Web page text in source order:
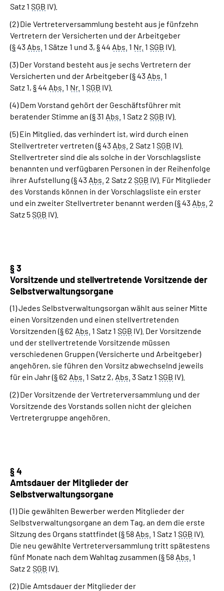
Satz 1 SGB IV).
(2) Die Vertreterversammlung besteht aus je fünfzehn
Vertretern der Versicherten und der Arbeitgeber
(§43 Abs. 1 Sätze 1 und 3, §44 Abs. 1 Nr. 1 SGB IV).
(3) Der Vorstand besteht aus je sechs Vertretern der
Versicherten und der Arbeitgeber (§43 Abs. 1
Satz 1, §44 Abs. 1 Nr. 1 SGB IV).
(4) Dem Vorstand gehört der Geschäftsführer mit
beratender Stimme an (§31 Abs. 1 Satz 2 SGB IV).
(5) Ein Mitglied, das verhindert ist, wird durch einen
Stellvertreter vertreten (§43 Abs. 2 Satz 1 SGB IV).
Stellvertreter sind die als solche in der Vorschlagsliste
benannten und verfügbaren Personen in der Reihenfolge
ihrer Aufstellung (§43 Abs. 2 Satz 2 SGB IV). Für Mitglieder
des Vorstands können in der Vorschlagsliste ein erster
und ein zweiter Stellvertreter benannt werden (§43 Abs. 2
Satz 5SGB IV).
§3
Vorsitzende und stellvertretende Vorsitzende der
Selbstverwaltungsorgane
(1) Jedes Selbstverwaltungsorgan wählt aus seiner Mitte
einen Vorsitzenden und einen stellvertretenden
Vorsitzenden (§ 62 Abs. 1 Satz 1 SGB IV). Der Vorsitzende
und der stellvertretende Vorsitzende müssen
verschiedenen Gruppen (Versicherte und Arbeitgeber)
angehören, sie führen den Vorsitz abwechselnd jeweils
für ein Jahr (§ 62 Abs. 1 Satz 2, Abs. 3 Satz 1 SGB IV).
(2) Der Vorsitzende der Vertreterversammlung und der
Vorsitzende des Vorstands sollen nicht der gleichen
Vertretergruppe angehören.
§4
Amtsdauer der Mitglieder der
Selbstverwaltungsorgane
(1) Die gewählten Bewerber werden Mitglieder der
Selbstverwaltungsorgane an dem Tag, an dem die erste
Sitzung des Organs stattfindet (§ 58 Abs. 1 Satz 1 SGB IV).
Die neu gewählte Vertreterversammlung tritt spätestens
fünf Monate nach dem Wahltag zusammen (§ 58 Abs. 1
Satz 2 SGB IV).
(2) Die Amtsdauer der Mitglieder der